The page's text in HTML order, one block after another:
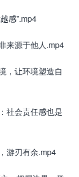
感”.mp4
来源于他人.mp4
，让环境塑造自
社会责任感也是
游刃有余.mp4